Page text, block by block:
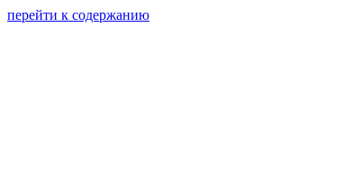
перейти к содержанию